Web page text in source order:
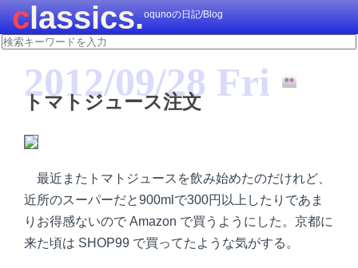
classics.oqunoの日記/Blog
2012/09/28 Fri
トマトジュース注文
最近またトマトジュースを飲み始めたのだけれど、
近所のスーパーだと900mlで300円以上したりであま
りお得感ないので Amazon で買うようにした。京都に
来た頃は SHOP99 で買ってたような気がする。